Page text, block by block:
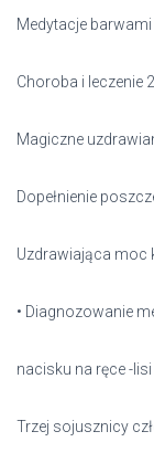
Medytacje barwami
Choroba i leczenie
Magiczne
Dopełnienie
Uzdrawiająca moc
• Diagnozowanie
nacisku na ręce -lisi
Trzej sojusznicy